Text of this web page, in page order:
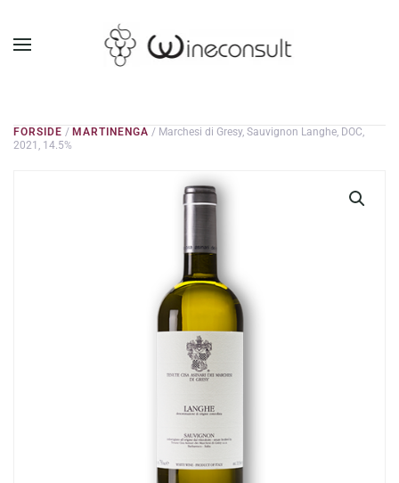
GÅ TIL HOVEDINDHOLD
FORSIDE / MARTINENGA / Marchesi di Gresy, Sauvignon Langhe, DOC,
2021, 14.5%